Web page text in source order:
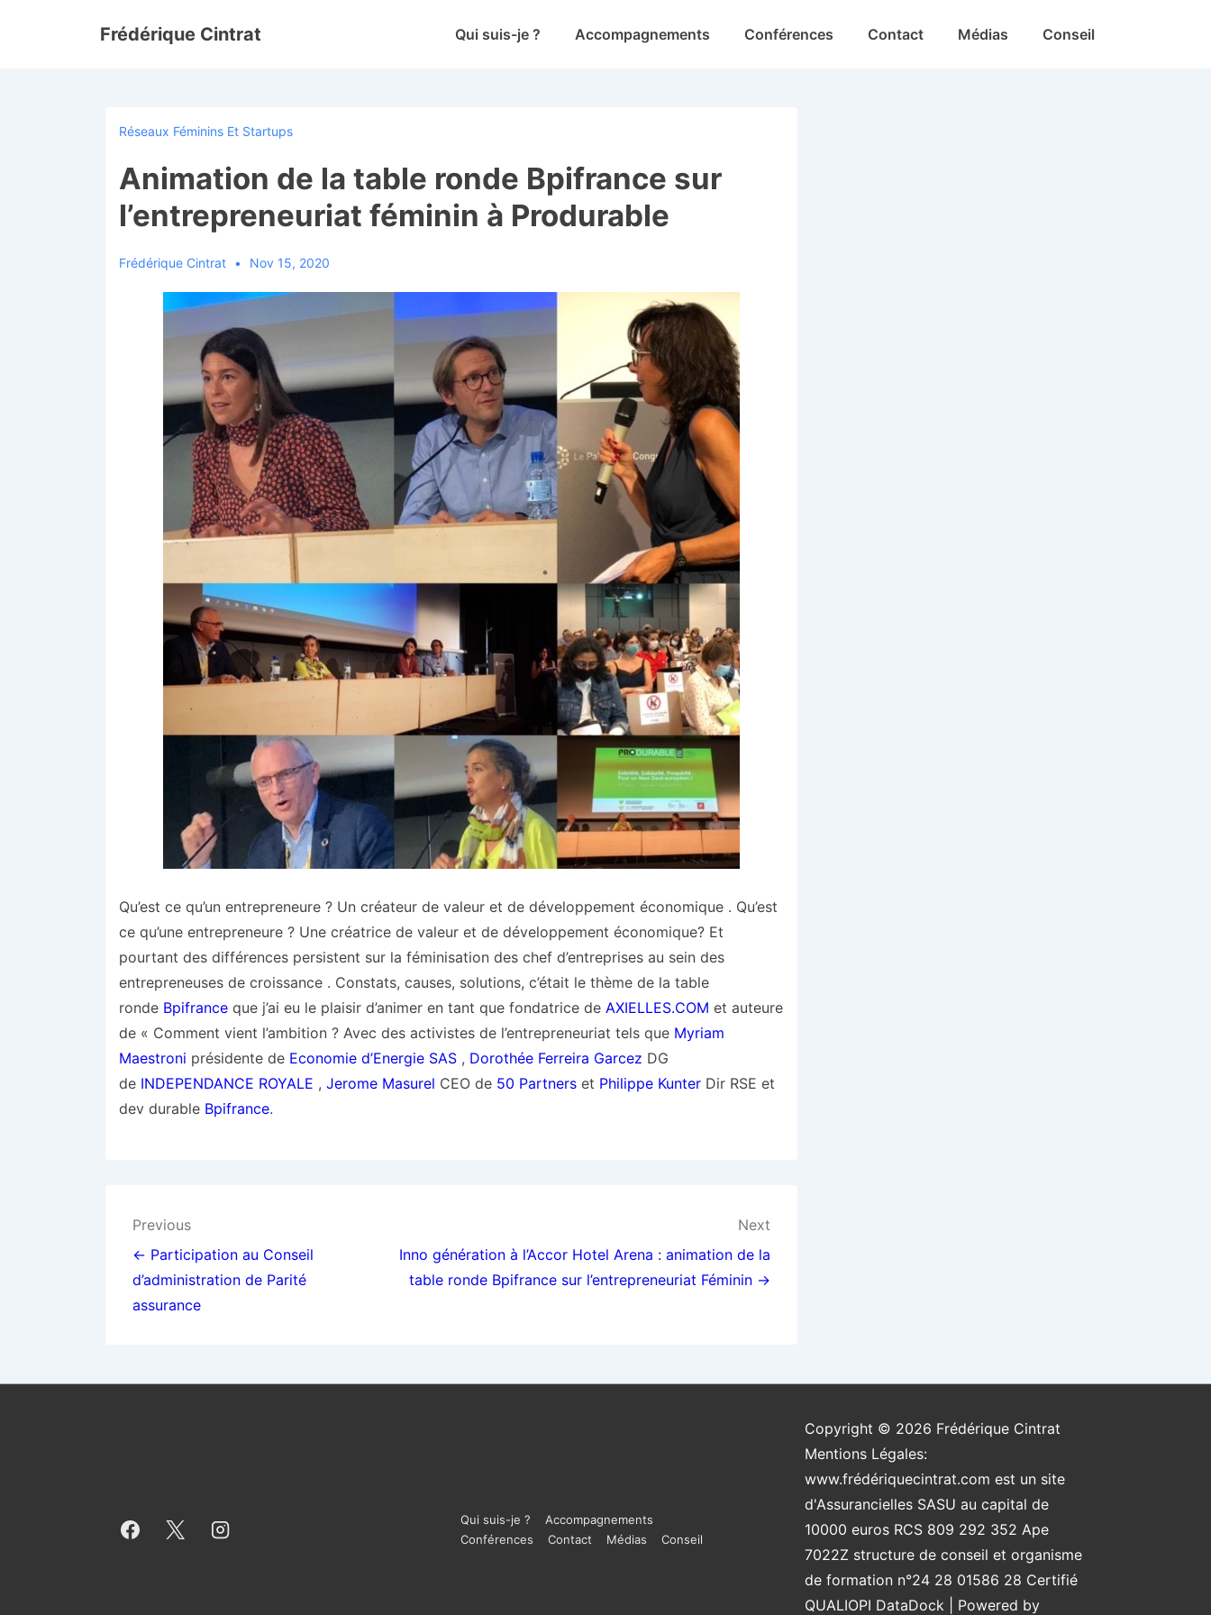
Frédérique Cintrat
MainQui suis-je ? Accompagnements Conférences Contact Médias Conseil
Réseaux Féminins Et Startups
Animation de la table ronde Bpifrance sur
l’entrepreneuriat féminin à Produrable
Frédérique Cintrat Nov 15, 2020
Qu’est ce qu’un entrepreneure ? Un créateur de valeur et de développement économique . Qu’est
ce qu’une entrepreneure ? Une créatrice de valeur et de développement économique? Et
pourtant des différences persistent sur la féminisation des chef d’entreprises au sein des
entrepreneuses de croissance . Constats, causes, solutions, c’était le thème de la table
ronde Bpifrance que j’ai eu le plaisir d’animer en tant que fondatrice de AXIELLES.COM et auteure
de « Comment vient l’ambition ? Avec des activistes de l’entrepreneuriat tels que Myriam
Maestroni présidente de Economie d’Energie SAS , Dorothée Ferreira Garcez DG
de INDEPENDANCE ROYALE , Jerome Masurel CEO de 50 Partners et Philippe Kunter Dir RSE et
dev durable Bpifrance.
Navigation
de
l’article
Previous
← Participation au Conseil
d’administration de Parité
assurance
Next
Inno génération à l’Accor Hotel Arena : animation de la
table ronde Bpifrance sur l’entrepreneuriat Féminin →
Menu
Qui suis-je ?
Accompagnements
Conférences
Contact Médias Conseil
Copyright © 2026 Frédérique Cintrat
Mentions Légales:
www.frédériquecintrat.com est un site
d'Assurancielles SASU au capital de
10000 euros RCS 809 292 352 Ape
7022Z structure de conseil et organisme
de formation n°24 28 01586 28 Certifié
QUALIOPI DataDock
| Powered by